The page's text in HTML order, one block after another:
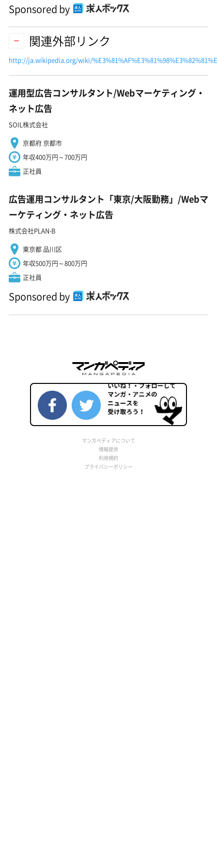
Sponsored by
関連外部リンク
http://ja.wikipedia.org/wiki/
運用型広告コンサルタント/Webマーケティング・
ネット広告
SOIL株式会社
京都府 京都市
年収400万円～700万円
正社員
広告運用コンサルタント「東京/大阪勤務」/Webマ
ーケティング・ネット広告
株式会社PLAN-B
東京都 品川区
年収500万円～800万円
正社員
Sponsored by
マンガペディアについて
情報提供
利用規約
プライバシーポリシー